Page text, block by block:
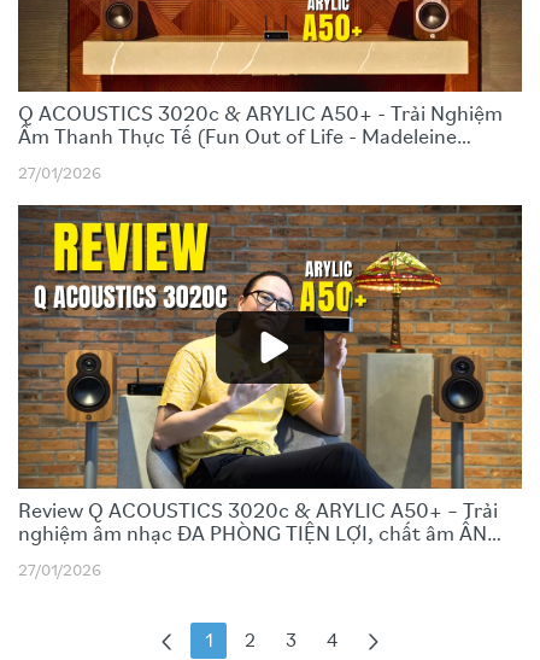
Q ACOUSTICS 3020c & ARYLIC A50+ - Trải Nghiệm
Âm Thanh Thực Tế (Fun Out of Life - Madeleine
27/01/2026
Review Q ACOUSTICS 3020c & ARYLIC A50+ – Trải
nghiệm âm nhạc ĐA PHÒNG TIỆN LỢI, chất âm ẤN
27/01/2026
1 2 3 4